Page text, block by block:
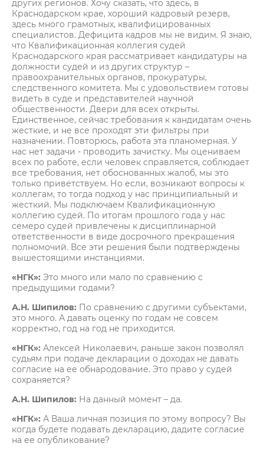
других регионов. Хочу сказать, что здесь, в
Краснодарском крае, хороший кадровый резерв,
здесь много грамотных, квалифицированных
специалистов. Дефицита кадров мы не видим. Я знаю,
что Квалификационная коллегия судей
Краснодарского края рассматривает кандидатуры на
должности судей и из других структур –
правоохранительных органов, прокуратуры,
следственного комитета. Мы с удовольствием готовы
видеть в суде и представителей научной
общественности. Двери для всех открыты.
Единственное, сейчас требования к кандидатам очень
жесткие, и не все проходят эти фильтры при
назначении. Повторюсь, работа эта планомерная. У
нас нет задачи - проводить зачистку. Мы оцениваем
всех по работе, если человек справляется, соблюдает
все требования, нет обоснованных жалоб, мы это
только приветствуем. Но если, возникают вопросы к
коллегам, то тогда подход у нас принципиальный и
жесткий. Мы подключаем Квалификационную
коллегию судей. По итогам прошлого года у нас
семеро судей привлечены к дисциплинарной
ответственности в виде досрочного прекращения
полномочий. Все эти решения были подтверждены
вышестоящими инстанциями.
«НГК»: Это много или мало по сравнению с
предыдущими годами?
А.Н. Шипилов: По сравнению с другими субъектами,
это много. А давать оценку по годам не совсем
корректно, год на год не приходится.
«НГК»: Алексей Николаевич, раньше закон позволял
судьям при подаче декларации о доходах не давать
согласие на ее обнародование. Это право у судей
сохраняется?
А.Н. Шипилов: На данный момент – да.
«НГК»: А Ваша личная позиция по этому вопросу? Вы
когда будете подавать декларацию, дадите согласие
на ее опубликование?